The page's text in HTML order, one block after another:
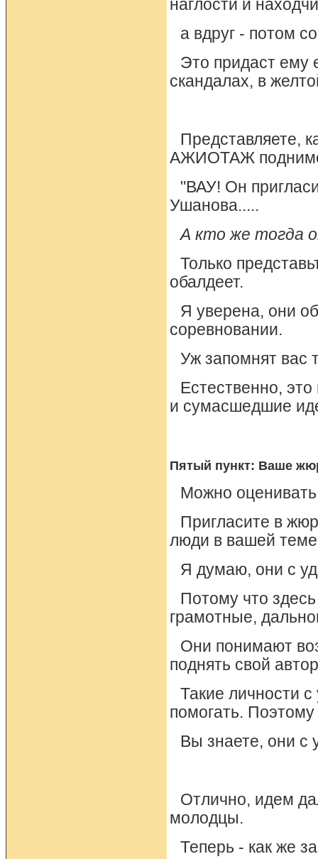
наглости и
а вдруг - потом
Это придаст ему
скандалах, в
Представляете,
АЖИОТАЖ
"ВАУ! Он
Ушанова.....
А кто же тогда
Только
обалдеет.
Я уверена, они
соревновании.
Уж запомнят вас
Естественно,
и сумасшедшие
Пятый пункт: Ваше
Можно оценивать
Пригласите в
люди в вашей
Я думаю, они с
Потому что
грамотные,
Они понимают
поднять свой
Такие личности
помогать.
Вы знаете, они с
Отлично, идем
молодцы.
Теперь - как же